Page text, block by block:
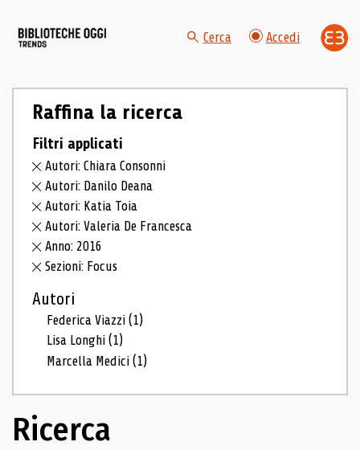
Cerca Accedi
Raffina la ricerca
Filtri applicati
Autori: Chiara Consonni
Autori: Danilo Deana
Autori: Katia Toia
Autori: Valeria De Francesca
Anno: 2016
Sezioni: Focus
Autori
Federica Viazzi(1)
Lisa Longhi(1)
Marcella Medici(1)
Ricerca